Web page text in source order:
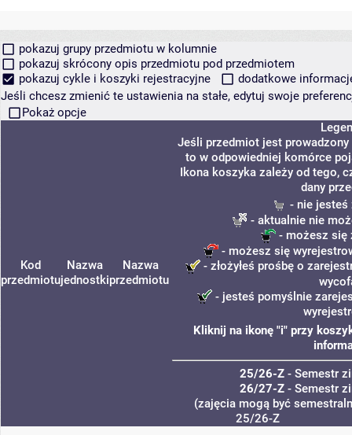
pokazuj grupy przedmiotu w kolumnie
pokazuj skrócony opis przedmiotu pod przedmiotem
pokazuj cykle i koszyki rejestracyjne
dodatkowe
Jeśli chcesz zmienić te ustawienia na stałe, edytuj swoje
Pokaż opcje
Kod
przedmiotu
Nazwa
jednostki
Nazwa
przedmiotu
Jeśli przedmiot jest prowadzony
to w odpowiedniej komórce
Ikona koszyka zależy od tego,
dany
- nie jesteś
- aktualnie nie
- możesz się
- możesz się
- złożyłeś prośbę o
- jesteś pomyślnie
Kliknij na ikonę "i" przy
25/26-Z- Semestr
26/27-Z- Semestr
(zajęcia mogą być
25/26-Z